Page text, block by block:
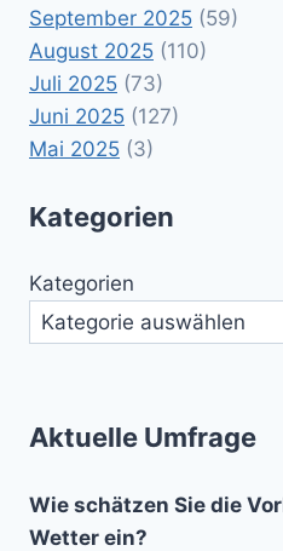
September 2025 (59)
August 2025 (110)
Juli 2025 (73)
Juni 2025 (127)
Mai 2025 (3)
Kategorien
Kategorien
Aktuelle Umfrage
Wie schätzen Sie die
Wetter ein?